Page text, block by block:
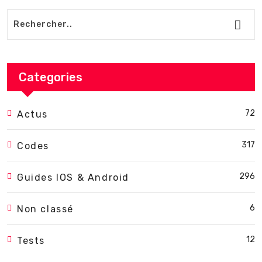
Categories
Actus 72
Codes 317
Guides IOS & Android 296
Non classé 6
Tests 12